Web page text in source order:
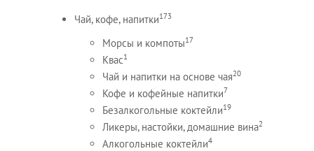
Чай, кофе, напитки173
Морсы и компоты17
Квас1
Чай и напитки на основе чая20
Кофе и кофейные напитки7
Безалкогольные коктейли19
Ликеры, настойки, домашние вина2
Алкогольные коктейли4